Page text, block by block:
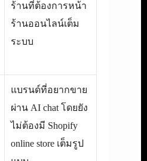
ร้านที่ต้องการหน้า
ร้านออนไลน์เต็ม
ระบบ
แบรนด์ที่อยากขาย
ผ่าน AI chat โดยยัง
ไม่ต้องมี Shopify
online store เต็มรูป